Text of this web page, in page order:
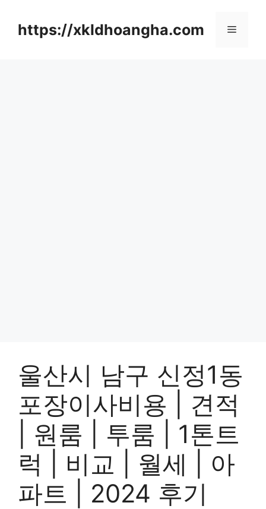
https://xkldhoangha.com 메
울산시 남구 신정1동
포장이사비용 | 견적
| 원룸 | 투룸 | 1톤트
럭 | 비교 | 월세 | 아
파트 | 2024 후기